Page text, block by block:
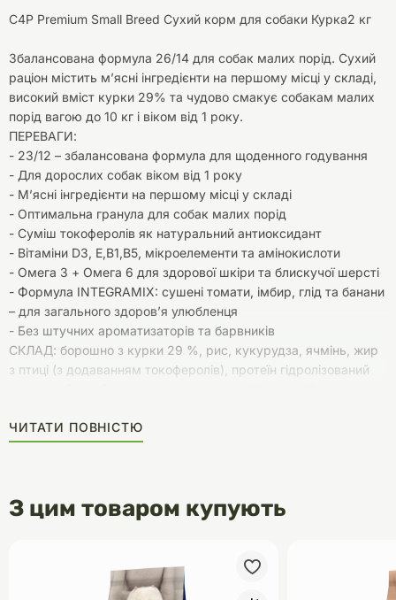
C4P Premium Small Breed Сухий корм для собаки Курка2 кг
Збалансована формула 26/14 для собак малих порід. Сухий
раціон містить м’ясні інгредієнти на першому місці у складі,
високий вміст курки 29% та чудово смакує собакам малих
порід вагою до 10 кг і віком від 1 року.
ПЕРЕВАГИ:
- 23/12 – збалансована формула для щоденного годування
- Для дорослих собак віком від 1 року
- М’ясні інгредієнти на першому місці у складі
- Оптимальна гранула для собак малих порід
- Суміш токоферолів як натуральний антиоксидант
- Вітаміни D3, E,B1,B5, мікроелементи та амінокислоти
- Омега 3 + Омега 6 для здорової шкіри та блискучої шерсті
- Формула ІNTEGRAMIX: сушені томати, імбир, глід та банани
– для загального здоров’я улюбленця
- Без штучних ароматизаторів та барвників
СКЛАД: борошно з курки 29 %, рис, кукурудза, ячмінь, жир
з птиці (з додаванням токоферолів), протеїн гідролізований
пивні, банан* 0,23 %, помідори* 0,2 %, глід* 0,065 %, імбир*
0,01 %.
(мг), Вітамін К3 (3а710): 5,2 mg (мг), Вітамін В1 (3а820): 2,39
mg (мг), Вітамін В2 (рибофлавін): 7,28 mg (мг), кальцію Д
(мг), Вітамін В6 (3а831): 2,8 mg (мг), фолієва кислота (3а316):
0,42 mg (мг), Вітамін В12 (ціанокобаламін): 0,167 mg (мг),
ЧИТАТИ ПОВНІСТЮ
З цим товаром купують